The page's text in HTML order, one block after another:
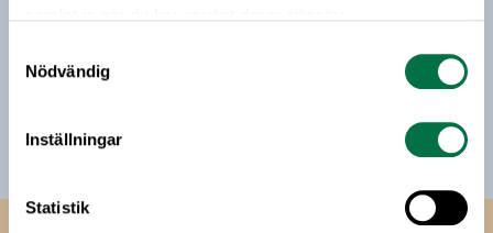
Nödvändig
Inställningar
Statistik
till min inkorg. Livsmedelsföretagen ska inte dela eller
sälja min personliga information. Jag kan när som helst